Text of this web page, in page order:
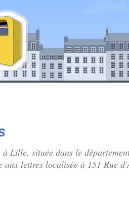
Lille, située dans le
lettres localisée à 151 Rue